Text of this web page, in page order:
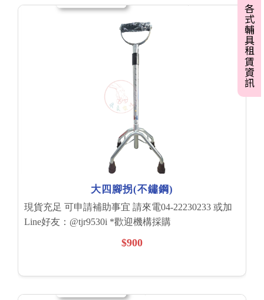
各式輔具租賃資訊
大四腳拐(不鏽鋼)
現貨充足 可申請補助事宜 請來電04-22230233 或加
Line好友：@tjr9530i *歡迎機構採購
$900